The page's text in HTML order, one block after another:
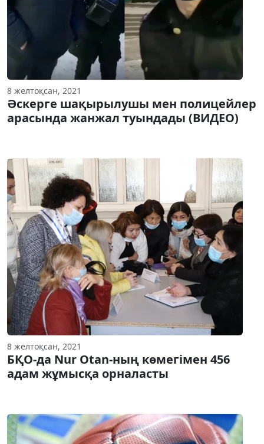
8 желтоқсан, 2021
Әскерге шақырылушы мен полицейлер
арасында жанжал туындады (ВИДЕО)
8 желтоқсан, 2021
БҚО-да Nur Otan-ның көмегімен 456
адам жұмысқа орналасты